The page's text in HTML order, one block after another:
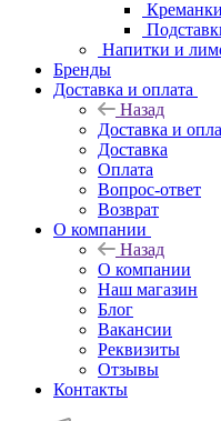
подносы
Бренды
Доставка и оплата
Назад
Доставка и
Доставка
Оплата
Вопрос-ответ
Возврат
О компании
Назад
О компании
Наш магазин
Блог
Вакансии
Реквизиты
Отзывы